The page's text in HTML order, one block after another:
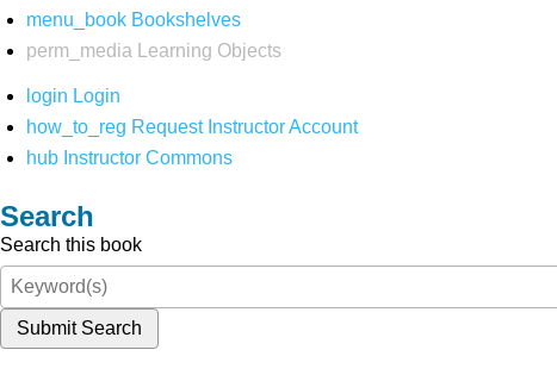
menu_book Bookshelves
perm_media
Learning Objects
login Login
how_to_reg Request Instructor Account
hub Instructor Commons
Search
Search this book
Submit Search